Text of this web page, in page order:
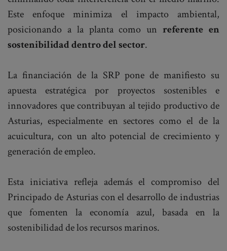
Este enfoque minimiza el impacto ambiental,
posicionando a la planta como unreferente en
sostenibilidad dentro del sector.
La financiación de la SRP pone de manifiesto su
apuesta estratégica por proyectos sostenibles e
innovadores que contribuyan al tejido productivo de
Asturias, especialmente en sectores como el de la
acuicultura, con un alto potencial de crecimiento y
generación de empleo.
Esta iniciativa refleja además el compromiso del
Principado de Asturias con el desarrollo de industrias
que fomenten la economía azul, basada en la
sostenibilidad de los recursos marinos.